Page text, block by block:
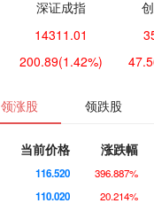
深证成指
14311.01
200.89(1.42%)
领涨股 领跌股
当前价格 涨跌幅
116.520 396.887%
110.020 20.214%